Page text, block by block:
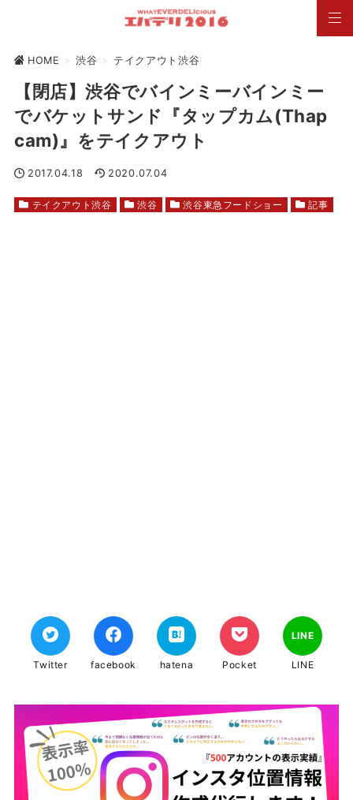
HOME > 渋谷 > テイクアウト渋谷
【閉店】渋谷でバインミーバインミー
でバケットサンド『タップカム(Thap
cam)』をテイクアウト
2017.04.18 2020.07.04
テイクアウト渋谷 渋谷 渋谷東急フードショー 記事
Twitter facebook hatena Pocket
LINE
LINE